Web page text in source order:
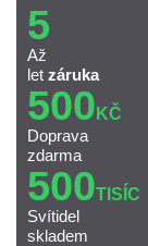
5
Až
let záruka
500 KČ
Doprava
zdarma
500TISÍC
Svítidel
skladem